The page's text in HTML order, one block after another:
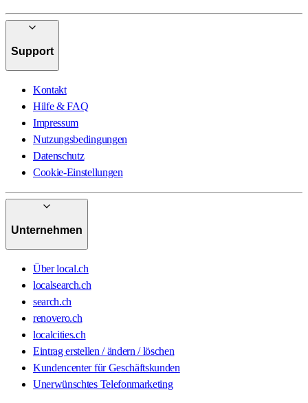
Support
Kontakt
Hilfe & FAQ
Impressum
Nutzungsbedingungen
Datenschutz
Cookie-Einstellungen
Unternehmen
Über local.ch
localsearch.ch
search.ch
renovero.ch
localcities.ch
Eintrag erstellen / ändern / löschen
Kundencenter für Geschäftskunden
Unerwünschtes Telefonmarketing